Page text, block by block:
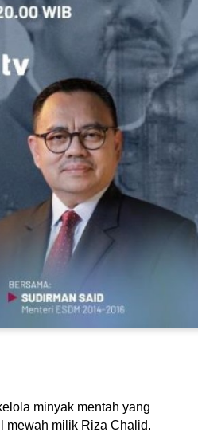
minyak mentah yang
mewah milik Riza Chalid.